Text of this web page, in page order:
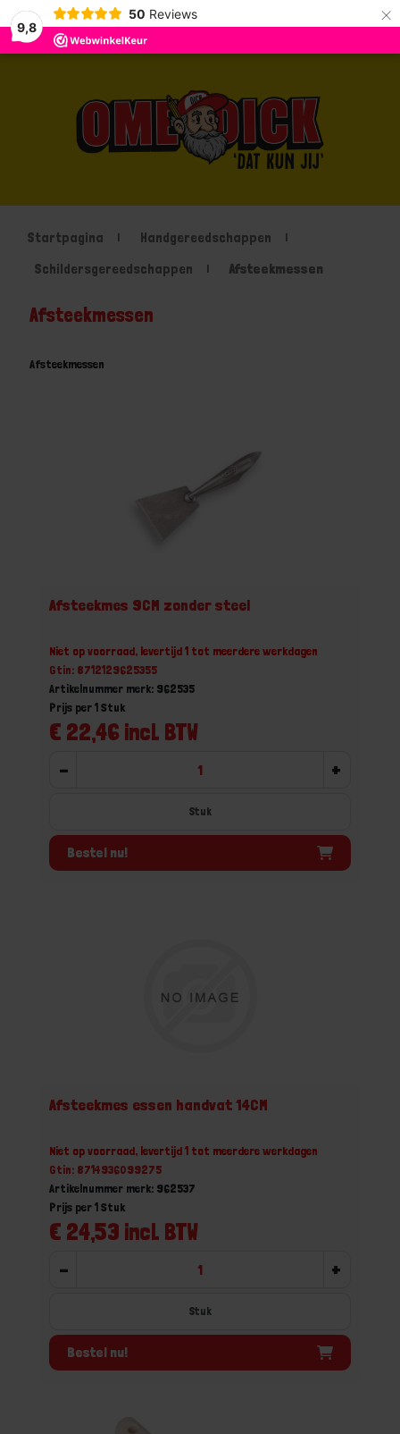
9,8
50 Reviews ×
Startpagina
Handgereedschappen
Schildersgereedschappen
Afsteekmessen
Afsteekmessen
Afsteekmessen
Afsteekmes 9CM zonder steel
Niet op voorraad, levertijd 1 tot meerdere werkdagen
Gtin: 8712129625355
Artikelnummer merk: 962535
€ 22,46 incl. BTW
Prijs per 1 Stuk
- +
Stuk
Bestel nu!
Afsteekmes essen handvat 14CM
Niet op voorraad, levertijd 1 tot meerdere werkdagen
Gtin: 8714936099275
Artikelnummer merk: 962537
€ 24,53 incl. BTW
Prijs per 1 Stuk
- +
Stuk
Bestel nu!